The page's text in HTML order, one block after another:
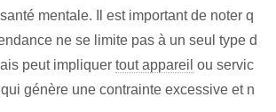
mentale. Il est important de noter q
ne se limite pas à un seul type d
peut impliquer tout appareil ou servic
génère une contrainte excessive et n